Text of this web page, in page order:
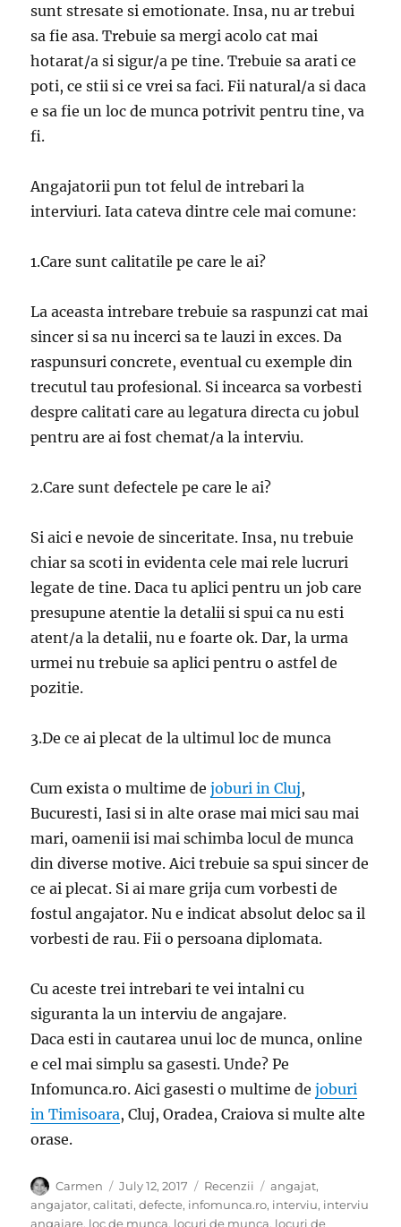
sunt stresate si emotionate. Insa, nu ar trebui
sa fie asa. Trebuie sa mergi acolo cat mai
hotarat/a si sigur/a pe tine. Trebuie sa arati ce
poti, ce stii si ce vrei sa faci. Fii natural/a si daca
e sa fie un loc de munca potrivit pentru tine, va
fi.
Angajatorii pun tot felul de intrebari la
interviuri. Iata cateva dintre cele mai comune:
1.Care sunt calitatile pe care le ai?
La aceasta intrebare trebuie sa raspunzi cat mai
sincer si sa nu incerci sa te lauzi in exces. Da
raspunsuri concrete, eventual cu exemple din
trecutul tau profesional. Si incearca sa vorbesti
despre calitati care au legatura directa cu jobul
pentru are ai fost chemat/a la interviu.
2.Care sunt defectele pe care le ai?
Si aici e nevoie de sinceritate. Insa, nu trebuie
chiar sa scoti in evidenta cele mai rele lucruri
legate de tine. Daca tu aplici pentru un job care
presupune atentie la detalii si spui ca nu esti
atent/a la detalii, nu e foarte ok. Dar, la urma
urmei nu trebuie sa aplici pentru o astfel de
pozitie.
3.De ce ai plecat de la ultimul loc de munca
Cum exista o multime dejoburi in Cluj,
Bucuresti, Iasi si in alte orase mai mici sau mai
mari, oamenii isi mai schimba locul de munca
din diverse motive. Aici trebuie sa spui sincer de
ce ai plecat. Si ai mare grija cum vorbesti de
fostul angajator. Nu e indicat absolut deloc sa il
vorbesti de rau. Fii o persoana diplomata.
Cu aceste trei intrebari te vei intalni cu
siguranta la un interviu de angajare.
Daca esti in cautarea unui loc de munca, online
e cel mai simplu sa gasesti. Unde? Pe
Infomunca.ro. Aici gasesti o multime dejoburi
in Timisoara, Cluj, Oradea, Craiova si multe alte
orase.
Author
Carmen
Posted
on
July 12, 2017 Categories
Recenzii Tags
angajat,
angajator,calitati,defecte, infomunca.ro, interviu, interviu
angajare, loc de munca, locuri de munca, locuri de